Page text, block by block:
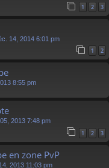
1 2 3
14, 2014 6:01 pm
1 2
8:55 pm
2013 7:48 pm
1 2 3
en zone PvP
2013 11:03 pm